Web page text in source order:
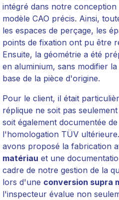
intégré dans notre
modèle CAO précis. Ainsi,
les espaces de perçage, les
points de fixation ont pu être
Ensuite, la géométrie a été
en aluminium, sans modifier
base de la pièce d'origine.
Pour le client, il était
réplique ne soit pas
soit également documentée
l'homologation TÜV
avons proposé la fabrication
matériau et une
cadre de notre gestion de la
lors d'une conversion supra
l'inspecteur évalue non